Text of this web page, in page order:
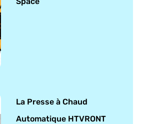
La Presse à Chaud
Automatique HTVRONT